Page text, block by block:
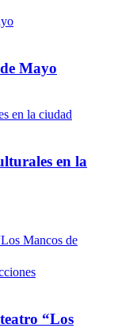
Mayo
en la
“Los